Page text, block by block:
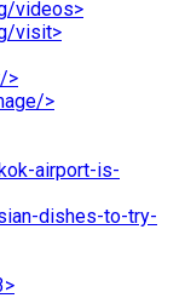
videos>
visit>
>
>
airport-is-
dishes-to-try-